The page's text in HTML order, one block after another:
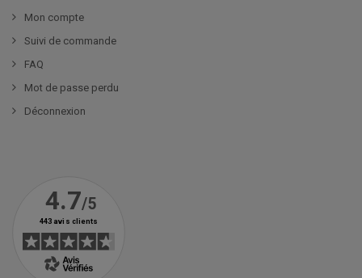
Mon compte
Suivi de commande
FAQ
Mot de passe perdu
Déconnexion